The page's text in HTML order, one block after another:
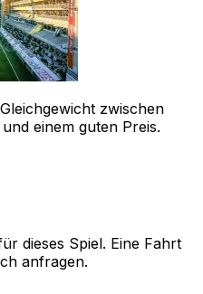
zwischen
einem guten Preis.
dieses Spiel. Eine Fahrt
anfragen.